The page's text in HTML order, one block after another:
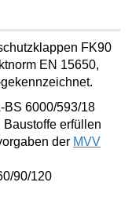
FK90
EN 15650,
BS 6000/593/18
erfüllen
der MVV
90/120